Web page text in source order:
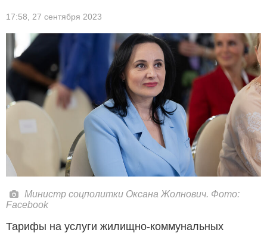
17:58, 27 сентября 2023
Министр соцполитки Оксана Жолнович. Фото:
Facebook
Тарифы на услуги жилищно-коммунальных